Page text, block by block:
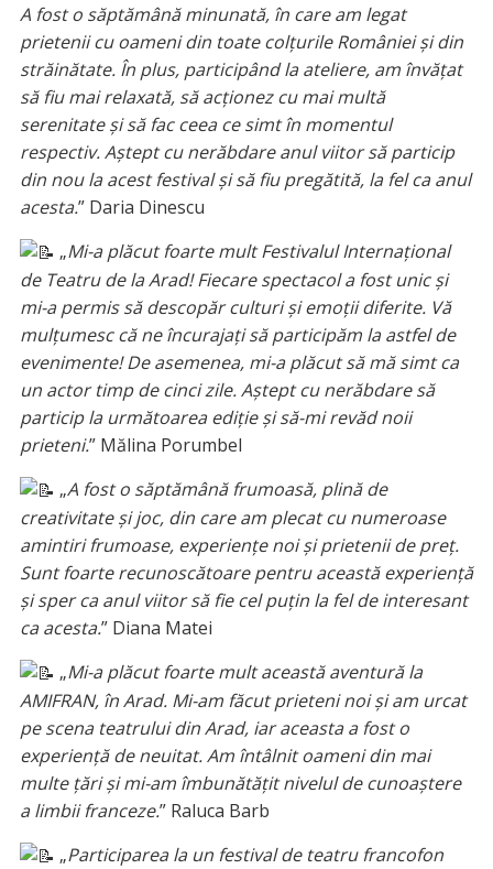
A fost o săptămână minunată, în care am legat
prietenii cu oameni din toate colțurile României și din
străinătate. În plus, participând la ateliere, am învățat
să fiu mai relaxată, să acționez cu mai multă
serenitate și să fac ceea ce simt în momentul
respectiv. Aștept cu nerăbdare anul viitor să particip
din nou la acest festival și să fiu pregătită, la fel ca anul
acesta.” Daria Dinescu
„Mi-a plăcut foarte mult Festivalul Internațional
de Teatru de la Arad! Fiecare spectacol a fost unic și
mi-a permis să descopăr culturi și emoții diferite. Vă
mulțumesc că ne încurajați să participăm la astfel de
evenimente! De asemenea, mi-a plăcut să mă simt ca
un actor timp de cinci zile. Aștept cu nerăbdare să
particip la următoarea ediție și să-mi revăd noii
prieteni.” Mălina Porumbel
„A fost o săptămână frumoasă, plină de
creativitate și joc, din care am plecat cu numeroase
amintiri frumoase, experiențe noi și prietenii de preț.
Sunt foarte recunoscătoare pentru această experiență
și sper ca anul viitor să fie cel puțin la fel de interesant
ca acesta.” Diana Matei
„Mi-a plăcut foarte mult această aventură la
AMIFRAN, în Arad. Mi-am făcut prieteni noi și am urcat
pe scena teatrului din Arad, iar aceasta a fost o
experiență de neuitat. Am întâlnit oameni din mai
multe țări și mi-am îmbunătățit nivelul de cunoaștere
a limbii franceze.” Raluca Barb
„Participarea la un festival de teatru francofon